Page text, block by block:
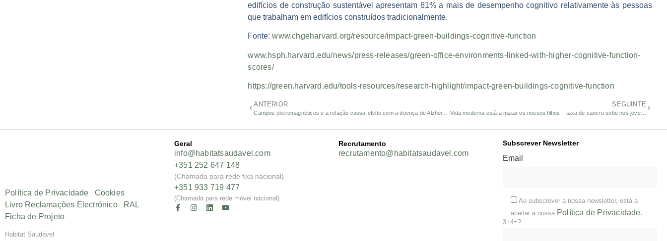
edifícios de construção sustentável apresentam 61% a mais de desempenho cognitivo relativamente às pessoas
que trabalham em edifícios construídos tradicionalmente.
Fonte:www.chgeharvard.org/resource/impact-green-buildings-cognitive-function
www.hsph.harvard.edu/news/press-releases/green-office-environments-linked-with-higher-cognitive-function-
scores/
https://green.harvard.edu/tools-resources/research-highlight/impact-green-buildings-cognitive-function
ANTERIOR SEGUINTE
Vida moderna está a matar os nossos filhos – taxa de cancro sobe nos jovens
Política de Privacidade
Cookies
Livro Reclamações Electrónico.
RAL
Ficha de Projeto
Habitat Saudável
Geral
info@habitatsaudavel.com
+351 252 647 148
(Chamada para rede fixa nacional)
+351 933 719 477
(Chamada para rede móvel nacional)
Recrutamento
recrutamento@habitatsaudavel.com
Subscrever Newsletter
Email
Ao subscrever a nossa newsletter, está a
aceitar a nossa Política de Privacidade.
3+4=?